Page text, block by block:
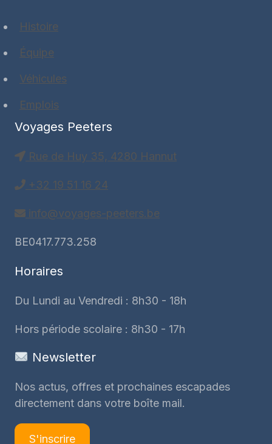
Histoire
Équipe
Véhicules
Emplois
Voyages Peeters
Rue de Huy 35, 4280 Hannut
+32 19 51 16 24
info@voyages-peeters.be
BE0417.773.258
Horaires
Du Lundi au Vendredi : 8h30 - 18h
Hors période scolaire : 8h30 - 17h
Newsletter
Nos actus, offres et prochaines escapades
directement dans votre boîte mail.
S'inscrire